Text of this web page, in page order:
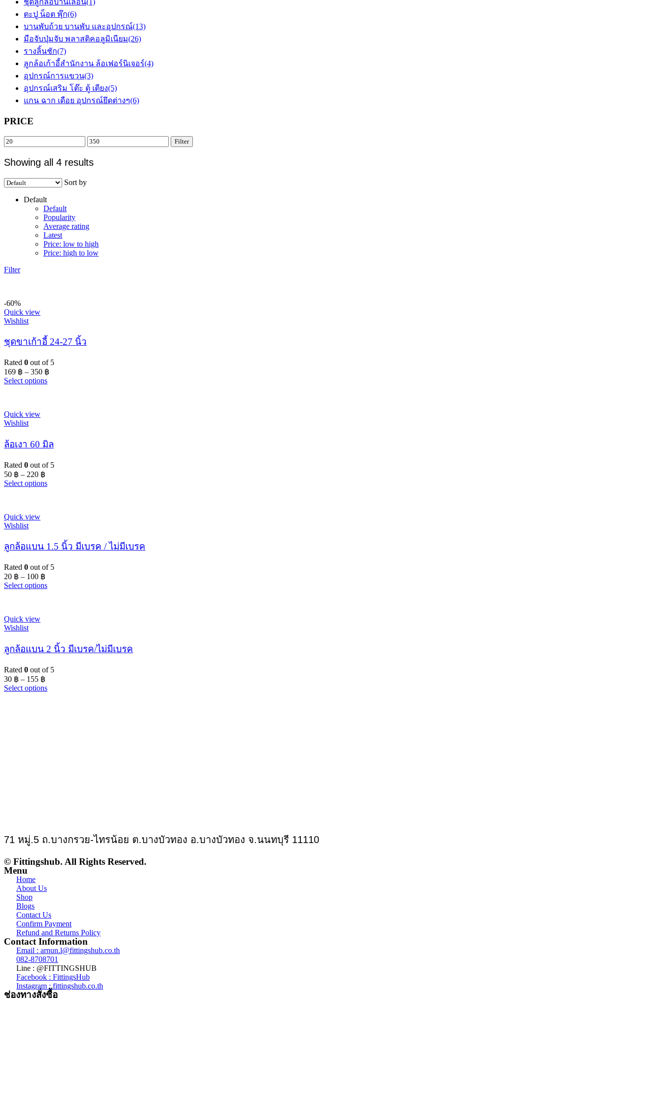
ชุดลูกล้อบานเลื่อน(1)
ตะปู น็อต พุ๊ก(6)
บานพับถ้วย บานพับ และอุปกรณ์(13)
มือจับปุ่มจับ พลาสติคอลูมิเนียม(26)
รางลิ้นชัก(7)
ลูกล้อเก้าอี้สำนักงาน ล้อเฟอร์นิเจอร์(4)
อุปกรณ์การแขวน(3)
อุปกรณ์เสริม โต๊ะ ตู้ เตียง(5)
แกน ฉาก เดือย อุปกรณ์ยึดต่างๆ(6)
PRICE
Min
price
Max
price
Filter
Showing all 4 results
Sort by
Default
Default
Popularity
Average rating
Latest
Price: low to high
Price: high to low
Filter
-60%
Quick view
Wishlist
ชุดขาเก้าอี้ 24-27 นิ้ว
Rated 0 out of 5
169 ฿ – 350 ฿
Select options
Quick view
Wishlist
ล้อเงา 60 มิล
Rated 0 out of 5
50 ฿ – 220 ฿
Select options
Quick view
Wishlist
ลูกล้อแบน 1.5 นิ้ว มีเบรค / ไม่มีเบรค
Rated 0 out of 5
20 ฿ – 100 ฿
Select options
Quick view
Wishlist
ลูกล้อแบน 2 นิ้ว มีเบรค/ไม่มีเบรค
Rated 0 out of 5
30 ฿ – 155 ฿
Select options
71 หมู่.5 ถ.บางกรวย-ไทรน้อย ต.บางบัวทอง อ.บางบัวทอง จ.นนทบุรี 11110
© Fittingshub. All Rights Reserved.
Menu
Home
About Us
Shop
Blogs
Contact Us
Confirm Payment
Refund and Returns Policy
Contact Information
Email : arnun.l@fittingshub.co.th
082-8708701
Line : @FITTINGSHUB
Facebook : FittingsHub
Instagram : fittingshub.co.th
ช่องทางสั่งซื้อ